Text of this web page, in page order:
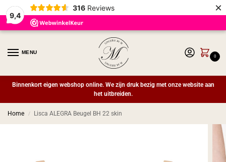
9,4
316 Reviews ×
MENU
0
Binnenkort eigen webshop online. We zijn druk bezig met onze website aan
het uitbreiden.
Home / Lisca ALEGRA Beugel BH 22 skin